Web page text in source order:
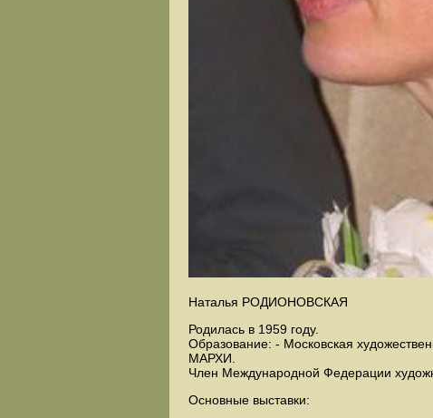
Наталья РОДИОНОВСКАЯ
Родилась в 1959 году.
Образование: - Московская
МАРХИ.
Член Международной Федерации
Основные выставки: